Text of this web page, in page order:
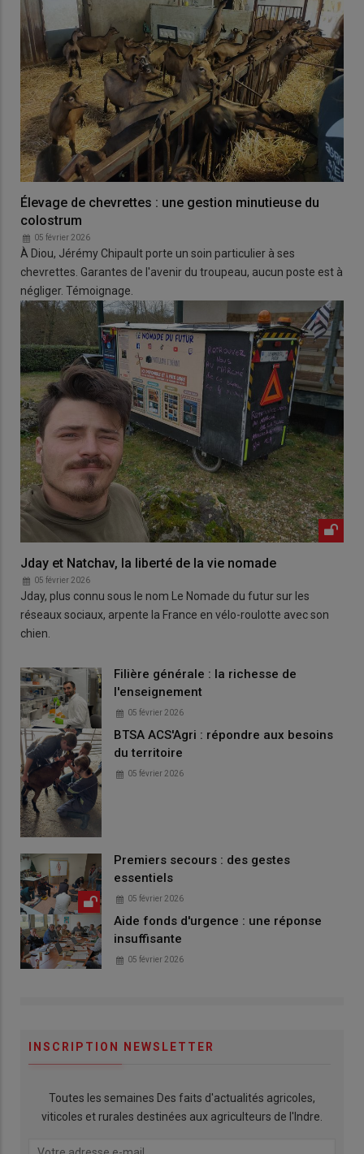
Élevage de chevrettes : une gestion minutieuse du
colostrum
05 février 2026
À Diou, Jérémy Chipault porte un soin particulier à ses
chevrettes. Garantes de l'avenir du troupeau, aucun poste est à
négliger. Témoignage.
Jday et Natchav, la liberté de la vie nomade
05 février 2026
Jday, plus connu sous le nom Le Nomade du futur sur les
réseaux sociaux, arpente la France en vélo-roulotte avec son
chien.
Filière générale : la richesse de
l'enseignement
05 février 2026
BTSA ACS'Agri : répondre aux besoins
du territoire
05 février 2026
Premiers secours : des gestes
essentiels
05 février 2026
Aide fonds d'urgence : une réponse
insuffisante
05 février 2026
INSCRIPTION NEWSLETTER
Toutes les semaines Des faits d'actualités agricoles,
viticoles et rurales destinées aux agriculteurs de l'Indre.